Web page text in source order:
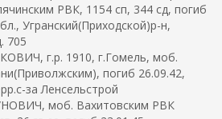
РВК, 1154 сп, 344 сд, погиб
Угранский(Приходской)р-н,
705
г.р. 1910, г.Гомель, моб.
погиб 26.09.42,
за Ленсельстрой
моб. Вахитовским РВК